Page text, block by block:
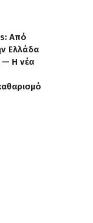
Από
Ελλάδα
— Η νέα